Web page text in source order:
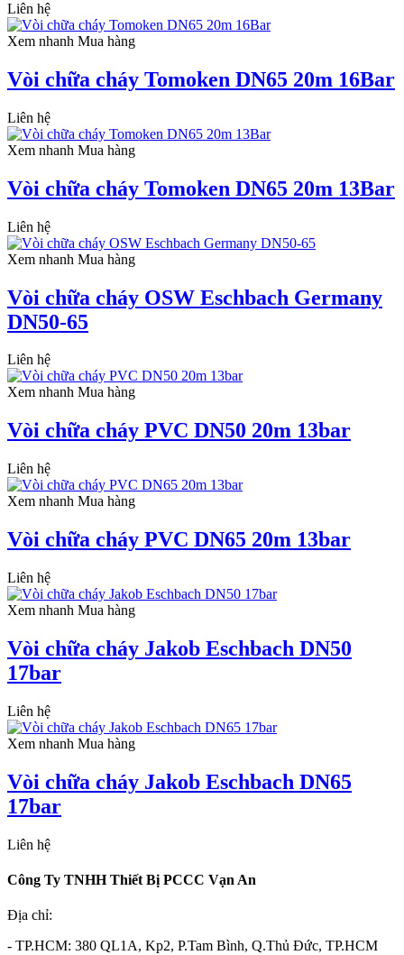
Liên hệ
Xem nhanh Mua hàng
Vòi chữa cháy Tomoken DN65 20m 16Bar
Liên hệ
Xem nhanh Mua hàng
Vòi chữa cháy Tomoken DN65 20m 13Bar
Liên hệ
Xem nhanh Mua hàng
Vòi chữa cháy OSW Eschbach Germany
DN50-65
Liên hệ
Xem nhanh Mua hàng
Vòi chữa cháy PVC DN50 20m 13bar
Liên hệ
Xem nhanh Mua hàng
Vòi chữa cháy PVC DN65 20m 13bar
Liên hệ
Xem nhanh Mua hàng
Vòi chữa cháy Jakob Eschbach DN50
17bar
Liên hệ
Xem nhanh Mua hàng
Vòi chữa cháy Jakob Eschbach DN65
17bar
Liên hệ
Công Ty TNHH Thiết Bị PCCC Vạn An
Địa chỉ:
- TP.HCM: 380 QL1A, Kp2, P.Tam Bình, Q.Thủ Đức, TP.HCM